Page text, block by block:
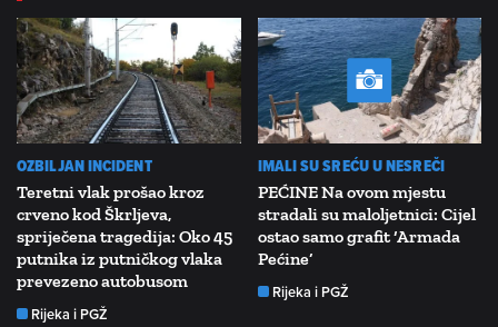
OZBILJAN INCIDENT
Teretni vlak prošao kroz
crveno kod Škrljeva,
spriječena tragedija: Oko 45
putnika iz putničkog vlaka
prevezeno autobusom
Rijeka i PGŽ
IMALI SU SREĆU U NESREČI
PEĆINE Na ovom mjestu
stradali su maloljetnici: Cijel
ostao samo grafit ‘Armada
Pećine’
Rijeka i PGŽ